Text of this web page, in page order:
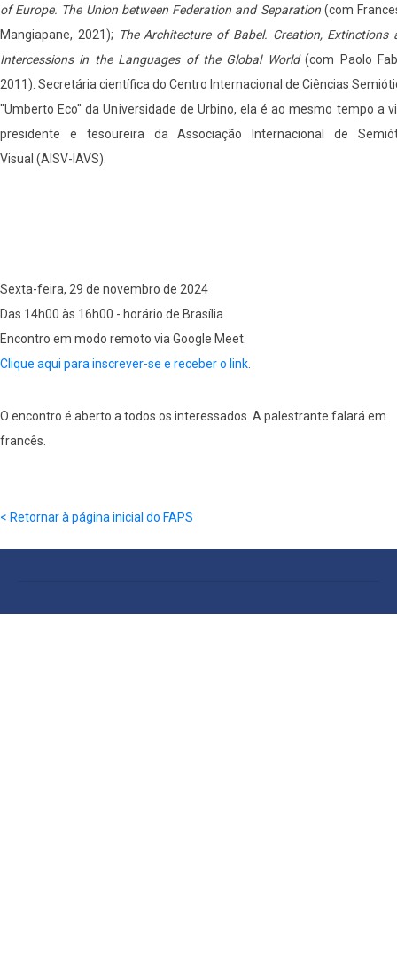
of Europe. The Union between Federation and Separation(com
Mangiapane, 2021); The Architecture of Babel. Creation, Extinctions
Intercessions in the Languages of the Global World(com Paolo
2011). Secretária científica do Centro Internacional de Ciências
"Umberto Eco" da Universidade de Urbino, ela é ao mesmo tempo a
presidente e tesoureira da Associação Internacional de
Visual (AISV-IAVS).
Sexta-feira, 29 de novembro de 2024
Das 14h00 às 16h00 - horário de Brasília
Encontro em modo remoto via Google Meet.
Clique aqui para inscrever-se e receber o link
O encontro é aberto a todos os interessados. A palestrante falará em
francês.
< Retornar à página inicial do FAPS